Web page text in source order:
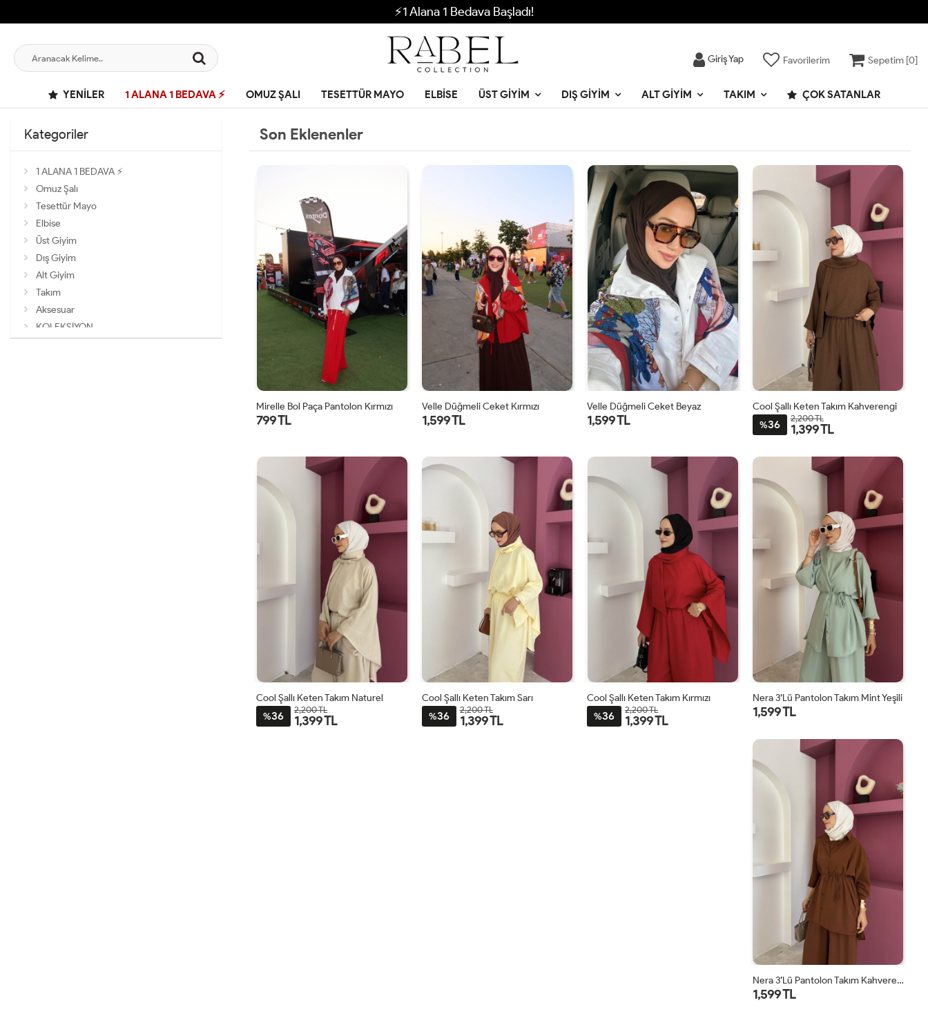
⚡1 Alana 1 Bedava Başladı!
Giriş Yap Favorilerim Sepetim [0]
YENILER 1 ALANA 1 BEDAVA ⚡ OMUZ ŞALI TESETTÜR MAYO ELBISE ÜST GIYIM DIŞ GIYIM ALT GIYIM TAKIM ÇOK SATANLAR
Kategoriler
1 ALANA 1 BEDAVA ⚡
Omuz Şalı
Tesettür Mayo
Elbise
Üst Giyim
Dış Giyim
Alt Giyim
Takım
Aksesuar
KOLEKSİYON
Son Eklenenler
Mirelle Bol Paça Pantolon Kırmızı
799 TL
Velle Düğmeli Ceket Kırmızı
1,599 TL
Velle Düğmeli Ceket Beyaz
1,599 TL
Cool Şallı Keten Takım Kahverengi
%36 2,200 TL
1,399 TL
Cool Şallı Keten Takım Naturel
%36 2,200 TL
1,399 TL
Cool Şallı Keten Takım Sarı
%36 2,200 TL
1,399 TL
Cool Şallı Keten Takım Kırmızı
%36 2,200 TL
1,399 TL
STD
Nera 3’lü Pantolon Takım Mint Yeşili
1,599 TL
Nera 3’lü Pantolon Takım Kahverengi
1,599 TL